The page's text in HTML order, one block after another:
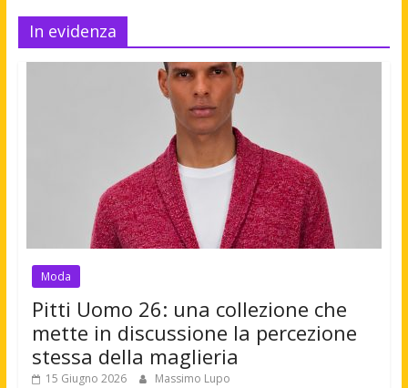
In evidenza
Moda
Pitti Uomo 26: una collezione che
mette in discussione la percezione
stessa della maglieria
15 Giugno 2026 Massimo Lupo